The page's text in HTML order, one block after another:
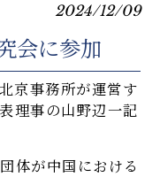
2024/12/09
会に参加
京事務所が運営す
理事の山野辺一記
体が中国における